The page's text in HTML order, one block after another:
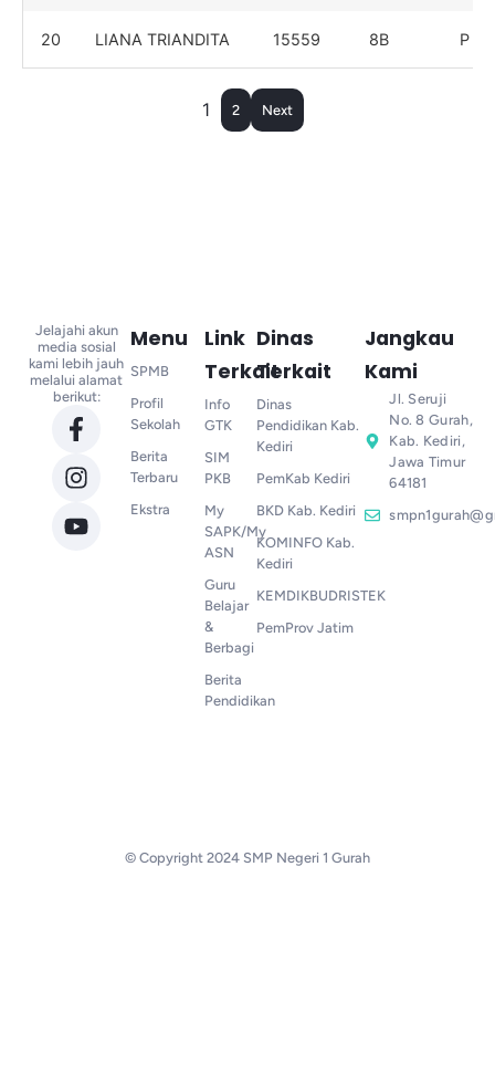
20 LIANA TRIANDITA 15559 8B P
1 2 Next
Jelajahi akun
media sosial
kami lebih jauh
melalui alamat
berikut:
Menu
SPMB
Profil
Sekolah
Berita
Terbaru
Ekstra
Link
Terkait
Info
GTK
SIM
PKB
My
SAPK/My
ASN
Guru
Belajar
&
Berbagi
Berita
Pendidikan
Dinas
Terkait
Dinas
Pendidikan Kab.
Kediri
PemKab Kediri
BKD Kab. Kediri
KOMINFO Kab.
Kediri
KEMDIKBUDRISTEK
PemProv Jatim
Jangkau
Kami
Jl. Seruji
No. 8 Gurah,
Kab. Kediri,
Jawa Timur
64181
© Copyright 2024 SMP Negeri 1 Gurah